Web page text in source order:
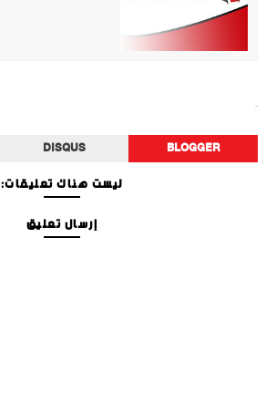
BLOGGER
DISQUS
ليست هناك تعليقات:
إرسال تعليق